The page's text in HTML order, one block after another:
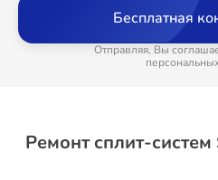
Бесплатная
Отправляя, Вы
Ремонт сплит-